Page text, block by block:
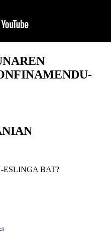
BAT?